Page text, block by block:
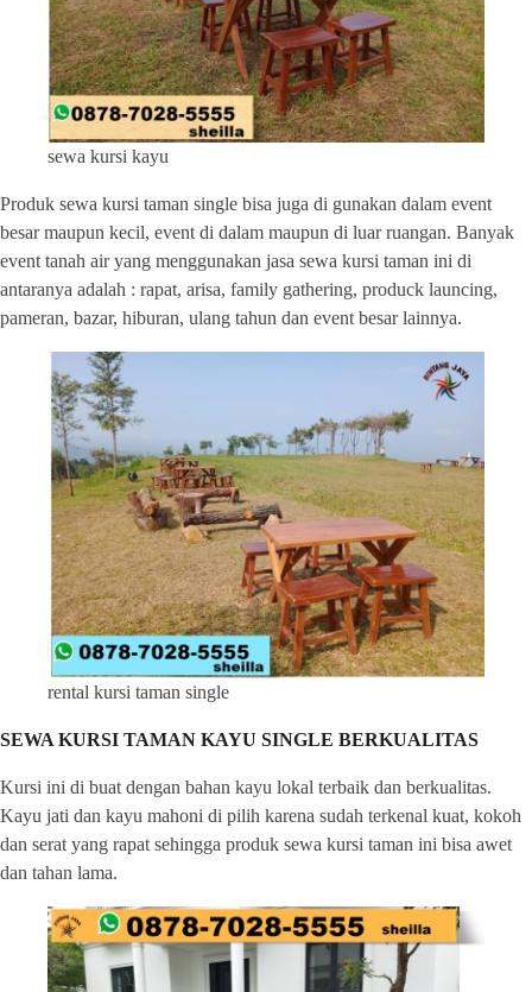
sewa kursi kayu
Produk sewa kursi taman single bisa juga di gunakan dalam event
besar maupun kecil, event di dalam maupun di luar ruangan. Banyak
event tanah air yang menggunakan jasa sewa kursi taman ini di
antaranya adalah : rapat, arisa, family gathering, produck launcing,
pameran, bazar, hiburan, ulang tahun dan event besar lainnya.
rental kursi taman single
SEWA KURSI TAMAN KAYU SINGLE BERKUALITAS
Kursi ini di buat dengan bahan kayu lokal terbaik dan berkualitas.
Kayu jati dan kayu mahoni di pilih karena sudah terkenal kuat, kokoh
dan serat yang rapat sehingga produk sewa kursi taman ini bisa awet
dan tahan lama.